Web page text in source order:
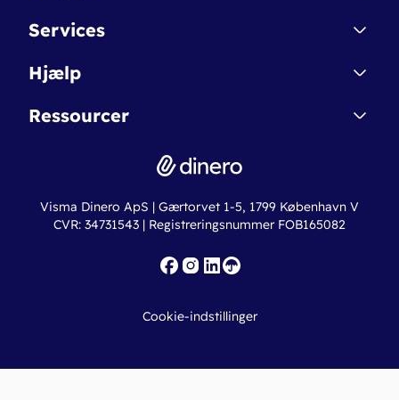
Kontakt
Betingelser & Sikkerhed
Nye funktioner
Services
Dinero Starter
Dinero Pro
Erhvervslån
Fakturaskabeloner
Hjælp
Regnskabsordbogen
Online regnskabskurser
Ressourcer
Ny virksomhed
Iværksætterlegat
Visma Dinero ApS | Gærtorvet 1-5, 1799 København V
CVR: 34731543 | Registreringsnummer FOB165082
Cookie-indstillinger